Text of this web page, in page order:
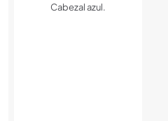
Cabezal azul.